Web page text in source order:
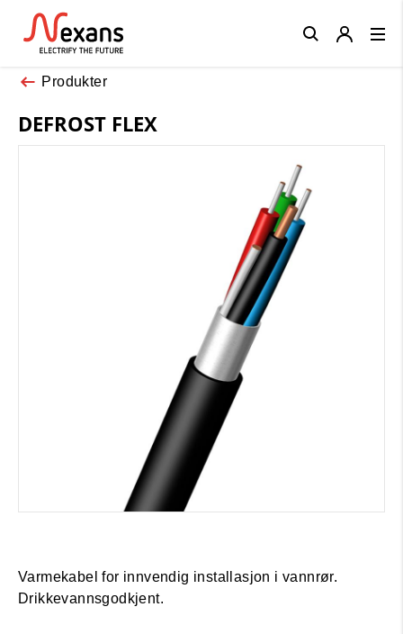
Produkter
DEFROST FLEX
Varmekabel for innvendig installasjon i vannrør.
Drikkevannsgodkjent.
Close